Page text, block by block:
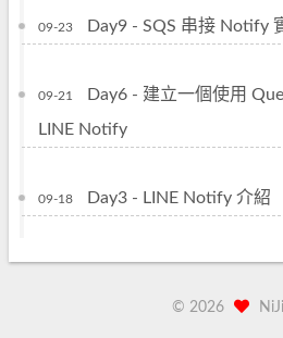
09-23 Day9 - SQS 串接 Notify
09-21
Day6 - 建立一個使用
LINE Notify
09-18 Day3 - LINE Notify 介紹
© 2026